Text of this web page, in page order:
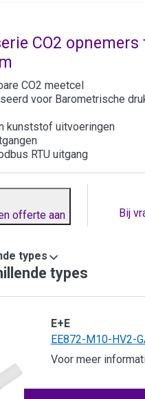
CO2 opnemers
CO2 meetcel
voor Barometrische
kunststof uitvoeringen
RTU uitgang
offerte aan Bij
types
types
E+E
EE872-M10-HV2-
Voor meer